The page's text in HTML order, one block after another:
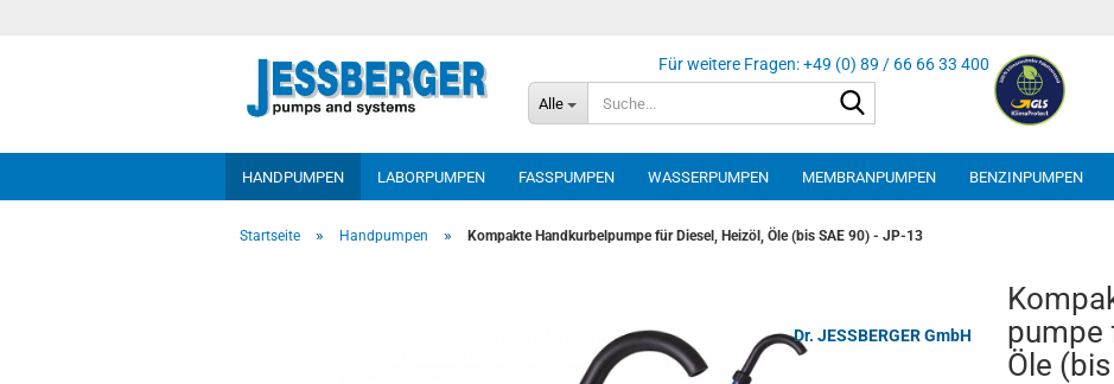
Alle
HANDPUMPEN LABORPUMPEN FASSPUMPEN WASSERPUMPEN MEMBRANPUMPEN BENZINPUMPEN
Startseite » Handpumpen » Kompakte Handkurbelpumpe für Diesel, Heizöl, Öle (bis SAE 90) - JP-13
Dr. JESSBERGER GmbH
pum­pe
Öle